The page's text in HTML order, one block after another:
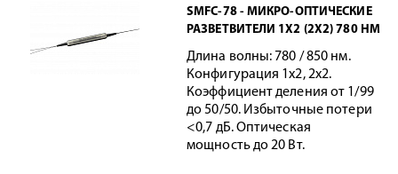
SMFC-78 - МИКРО-ОПТИЧЕСКИЕ
РАЗВЕТВИТЕЛИ 1Х2 (2Х2) 780 НМ
Длина волны: 780 / 850 нм.
Конфигурация 1х2, 2х2.
Коэффициент деления от 1/99
до 50/50. Избыточные потери
<0,7 дБ. Оптическая
мощность до 20 Вт.